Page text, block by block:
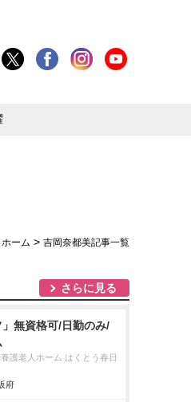
ホーム > 吉岡奈都美記事一覧
さらに見る
」無資格可/日勤のみ/
護老人ホーム はくとう春日
府